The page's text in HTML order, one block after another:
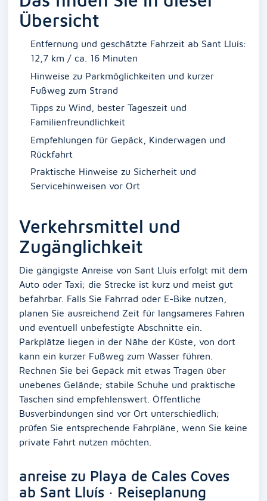
Übersicht
Entfernung und geschätzte Fahrzeit ab Sant Lluís:
12,7 km / ca. 16 Minuten
Hinweise zu Parkmöglichkeiten und kurzer
Fußweg zum Strand
Tipps zu Wind, bester Tageszeit und
Familienfreundlichkeit
Empfehlungen für Gepäck, Kinderwagen und
Rückfahrt
Praktische Hinweise zu Sicherheit und
Servicehinweisen vor Ort
Verkehrsmittel und
Zugänglichkeit
Die gängigste Anreise von Sant Lluís erfolgt mit dem
Auto oder Taxi; die Strecke ist kurz und meist gut
befahrbar. Falls Sie Fahrrad oder E-Bike nutzen,
planen Sie ausreichend Zeit für langsameres Fahren
und eventuell unbefestigte Abschnitte ein.
Parkplätze liegen in der Nähe der Küste, von dort
kann ein kurzer Fußweg zum Wasser führen.
Rechnen Sie bei Gepäck mit etwas Tragen über
unebenes Gelände; stabile Schuhe und praktische
Taschen sind empfehlenswert. Öffentliche
Busverbindungen sind vor Ort unterschiedlich;
prüfen Sie entsprechende Fahrpläne, wenn Sie keine
private Fahrt nutzen möchten.
anreise zu Playa de Cales Coves
ab Sant Lluís · Reiseplanung